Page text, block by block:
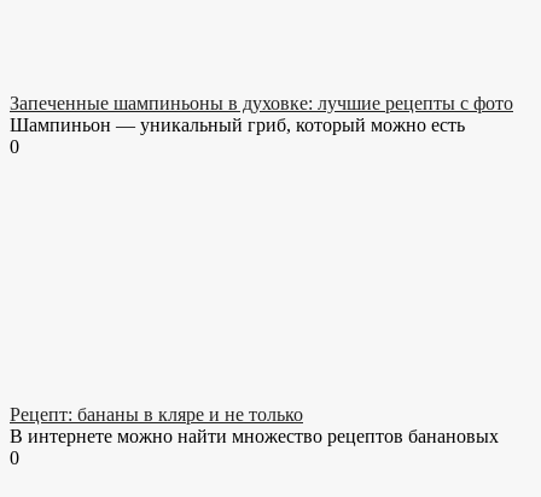
Запеченные шампиньоны в духовке: лучшие рецепты с фото
Шампиньон — уникальный гриб, который можно есть
0
Рецепт: бананы в кляре и не только
В интернете можно найти множество рецептов банановых
0